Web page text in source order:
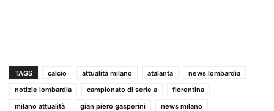
TAGS calcio attualità milano atalanta
news lombardia
notizie lombardia
campionato di serie a
fiorentina
milano attualità
gian piero gasperini
news milano